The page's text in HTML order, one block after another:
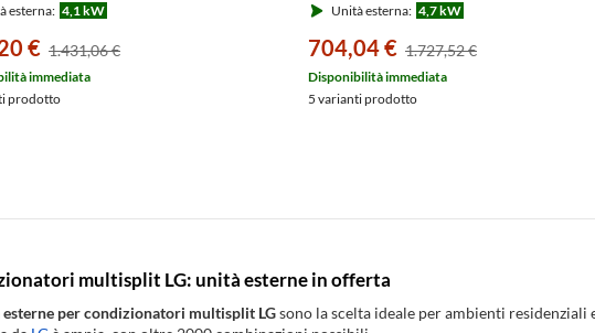
esterna: 4,1 kW
€ 1.431,06 €
immediata
prodotto
Unità esterna: 4,7 kW
704,04 € 1.727,52 €
Disponibilità immediata
5 varianti prodotto
multisplit LG: unità esterne in offerta
per condizionatori multisplit LGsono la scelta ideale per ambienti